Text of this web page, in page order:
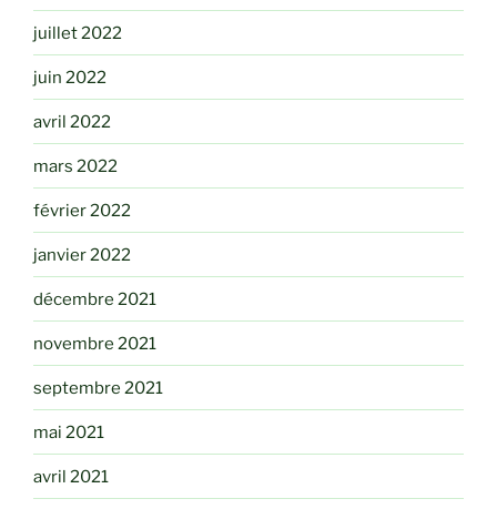
juillet 2022
juin 2022
avril 2022
mars 2022
février 2022
janvier 2022
décembre 2021
novembre 2021
septembre 2021
mai 2021
avril 2021